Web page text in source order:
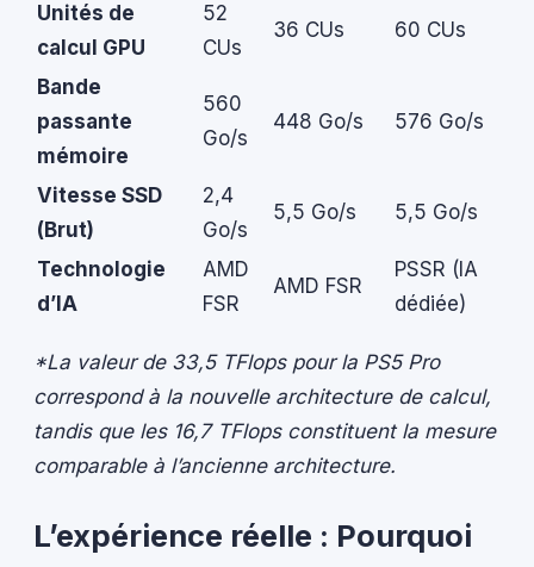
Unités de
calcul GPU
52
CUs
36 CUs 60 CUs
Bande
passante
mémoire
560
Go/s
448 Go/s 576 Go/s
Vitesse SSD
(Brut)
2,4
Go/s
5,5 Go/s 5,5 Go/s
Technologie
d’IA
AMD
FSR
AMD FSR
PSSR (IA
dédiée)
*La valeur de 33,5 TFlops pour la PS5 Pro
correspond à la nouvelle architecture de calcul,
tandis que les 16,7 TFlops constituent la mesure
comparable à l’ancienne architecture.
L’expérience réelle : Pourquoi